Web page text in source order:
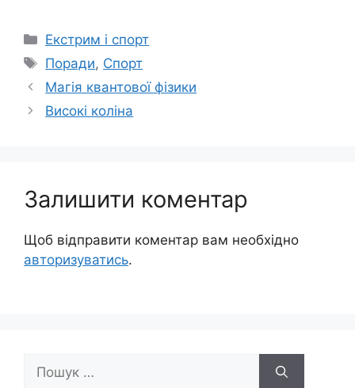
Категорії
Екстрим і спорт
Позначки
Поради, Спорт
Магія квантової фізики
Високі коліна
Залишити коментар
Щоб відправити коментар вам необхідно
авторизуватись.